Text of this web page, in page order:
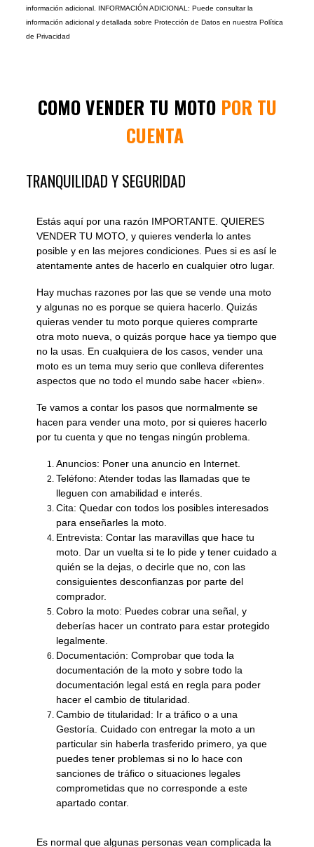
información adicional. INFORMACIÓN ADICIONAL: Puede consultar la
información adicional y detallada sobre Protección de Datos en nuestraPolítica
de Privacidad
COMO VENDER TU MOTOPOR TU
CUENTA
TRANQUILIDAD Y SEGURIDAD
Estás aquí por una razón IMPORTANTE. QUIERES
VENDER TU MOTO, y quieres venderla lo antes
posible y en las mejores condiciones. Pues si es así le
atentamente antes de hacerlo en cualquier otro lugar.
Hay muchas razones por las que se vende una moto
y algunas no es porque se quiera hacerlo. Quizás
quieras vender tu moto porque quieres comprarte
otra moto nueva, o quizás porque hace ya tiempo que
no la usas. En cualquiera de los casos, vender una
moto es un tema muy serio que conlleva diferentes
aspectos que no todo el mundo sabe hacer «bien».
Te vamos a contar los pasos que normalmente se
hacen para vender una moto, por si quieres hacerlo
por tu cuenta y que no tengas ningún problema.
Anuncios: Poner una anuncio en Internet.
Teléfono: Atender todas las llamadas que te
lleguen con amabilidad e interés.
Cita: Quedar con todos los posibles interesados
para enseñarles la moto.
Entrevista: Contar las maravillas que hace tu
moto. Dar un vuelta si te lo pide y tener cuidado a
quién se la dejas, o decirle que no, con las
consiguientes desconfianzas por parte del
comprador.
Cobro la moto: Puedes cobrar una señal, y
deberías hacer un contrato para estar protegido
legalmente.
Documentación: Comprobar que toda la
documentación de la moto y sobre todo la
documentación legal está en regla para poder
hacer el cambio de titularidad.
Cambio de titularidad: Ir a tráfico o a una
Gestoría. Cuidado con entregar la moto a un
particular sin haberla trasferido primero, ya que
puedes tener problemas si no lo hace con
sanciones de tráfico o situaciones legales
comprometidas que no corresponde a este
apartado contar.
Es normal que algunas personas vean complicada la